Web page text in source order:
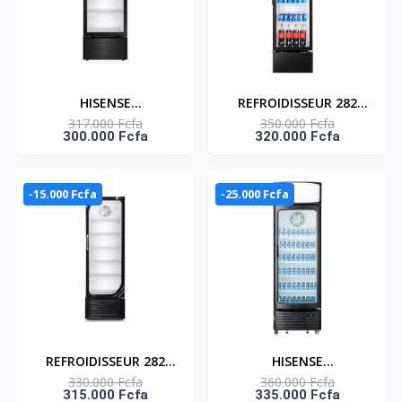
HISENSE
REFROIDISSEUR 222
LITRES – FL-30FCE
317.000 Fcfa
300.000 Fcfa
REFROIDISSEUR 282
LITRES – FL-37FC
350.000 Fcfa
320.000 Fcfa
-15.000 Fcfa
REFROIDISSEUR 282
LITRES – FL-37FCE
330.000 Fcfa
315.000 Fcfa
-25.000 Fcfa
HISENSE
REFROIDISSEUR 382
360.000 Fcfa
335.000 Fcfa